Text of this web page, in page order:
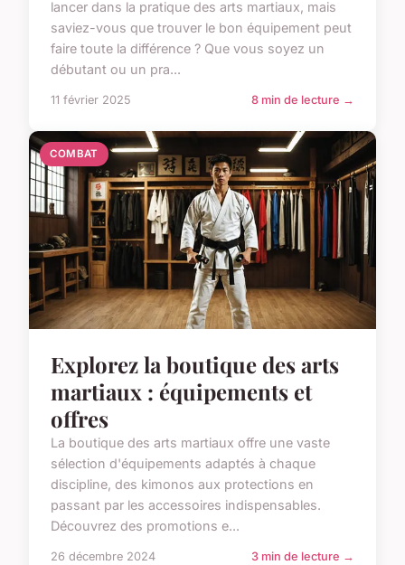
lancer dans la pratique des arts martiaux, mais
saviez-vous que trouver le bon équipement peut
faire toute la différence ? Que vous soyez un
débutant ou un pra...
11 février 2025 8 min de lecture →
COMBAT
Explorez la boutique des arts
martiaux : équipements et
offres
La boutique des arts martiaux offre une vaste
sélection d'équipements adaptés à chaque
discipline, des kimonos aux protections en
passant par les accessoires indispensables.
Découvrez des promotions e...
26 décembre 2024 3 min de lecture →